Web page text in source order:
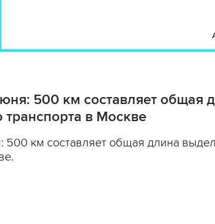
500 км составляет общая
транспорта в Москве
500 км составляет общая длина